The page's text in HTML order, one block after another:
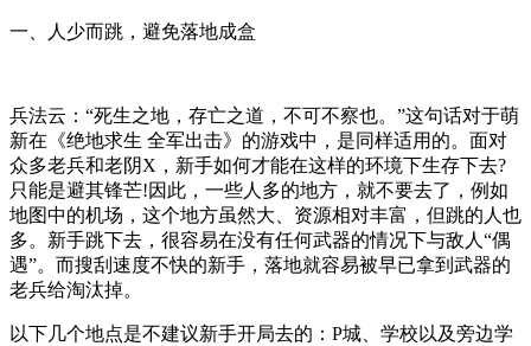
一、人少而跳，避免落地成盒
兵法云：“死生之地，存亡之道，不可不察也。”这句话对于萌
新在《绝地求生 全军出击》的游戏中，是同样适用的。面对
众多老兵和老阴X，新手如何才能在这样的环境下生存下去?
只能是避其锋芒!因此，一些人多的地方，就不要去了，例如
地图中的机场，这个地方虽然大、资源相对丰富，但跳的人也
多。新手跳下去，很容易在没有任何武器的情况下与敌人“偶
遇”。而搜刮速度不快的新手，落地就容易被早已拿到武器的
老兵给淘汰掉。
以下几个地点是不建议新手开局去的：P城、学校以及旁边学